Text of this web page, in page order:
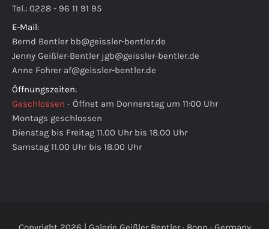
Tel.: 0228 - 96 11 91 95
E-Mail:
Bernd Bentler bb@geissler-bentler.de
Jenny Geißler-Bentler jgb@geissler-bentler.de
Anne Fohrer af@geissler-bentler.de
Öffnungszeiten:
Geschlossen · Öffnet am Donnerstag um 11:00 Uhr
Montags geschlossen
Dienstag bis Freitag 11.00 Uhr bis 18.00 Uhr
Samstag 11.00 Uhr bis 18.00 Uhr